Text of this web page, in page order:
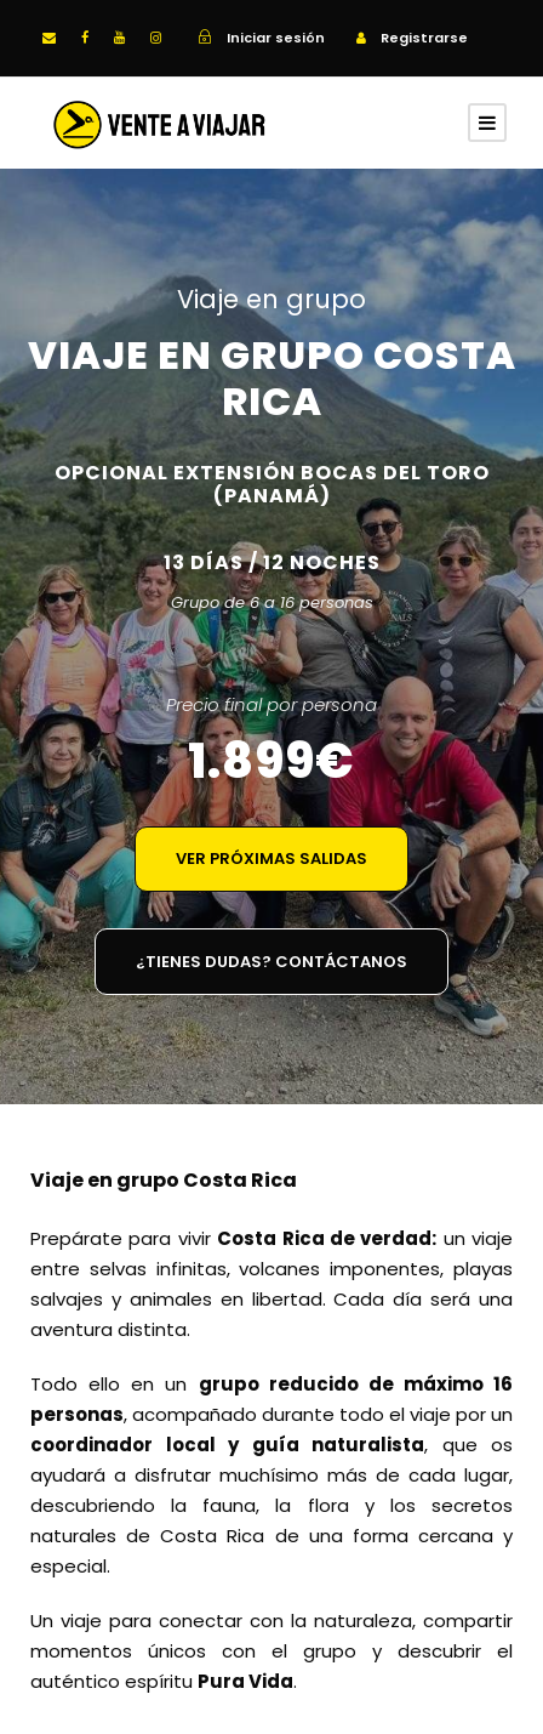
Iniciar sesión Registrarse
Viaje en grupo
VIAJE EN GRUPO COSTA
RICA
OPCIONAL EXTENSIÓN BOCAS DEL TORO
(PANAMÁ)
13 DÍAS / 12 NOCHES
Grupo de 6 a 16 personas
Precio final por persona
1.899€
VER PRÓXIMAS SALIDAS
¿TIENES DUDAS? CONTÁCTANOS
Viaje en grupo Costa Rica
Prepárate para vivir Costa Rica de verdad: un viaje
entre selvas infinitas, volcanes imponentes, playas
salvajes y animales en libertad. Cada día será una
aventura distinta.
Todo ello en un grupo reducido de máximo 16
personas, acompañado durante todo el viaje por un
coordinador local y guía naturalista, que os
ayudará a disfrutar muchísimo más de cada lugar,
descubriendo la fauna, la flora y los secretos
naturales de Costa Rica de una forma cercana y
especial.
Un viaje para conectar con la naturaleza, compartir
momentos únicos con el grupo y descubrir el
auténtico espíritu Pura Vida.